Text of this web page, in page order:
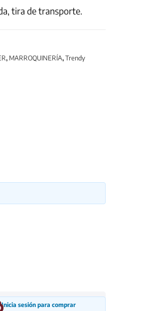
tira de transporte.
, MARROQUINERÍA,Trendy
Inicia sesión para comprar